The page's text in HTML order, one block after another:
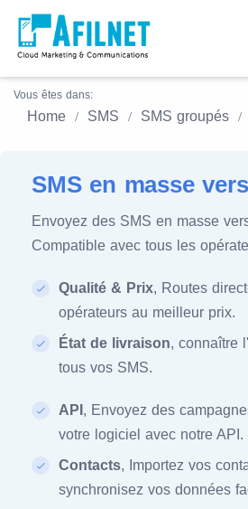
Vous êtes dans:
Home SMS SMS groupés
SMS en masse
Envoyez des SMS en masse
Compatible avec tous les
Qualité & Prix, Routes
opérateurs au meilleur prix.
État de livraison, connaître
tous vos SMS.
API , Envoyez des
votre logiciel avec notre API.
Contacts, Importez vos
synchronisez vos données